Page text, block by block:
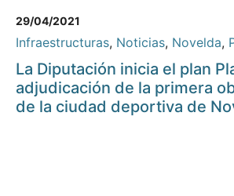
29/04/2021
Infraestructuras, Noticias, Novelda,
La Diputación inicia el plan
adjudicación de la primera
de la ciudad deportiva de